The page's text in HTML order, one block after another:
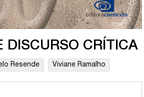
DISCURSO CRÍTICA
Resende Viviane Ramalho